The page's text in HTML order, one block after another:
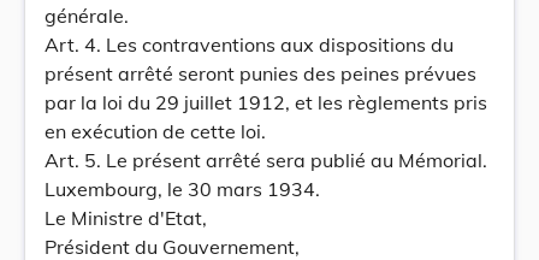
générale.
Art. 4. Les contraventions aux dispositions du
présent arrêté seront punies des peines prévues
par la loi du 29 juillet 1912, et les règlements pris
en exécution de cette loi.
Art. 5. Le présent arrêté sera publié au Mémorial.
Luxembourg, le 30 mars 1934.
Le Ministre d'Etat,
Président du Gouvernement,